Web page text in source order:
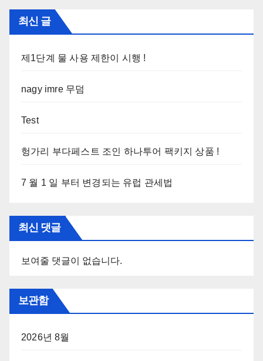
최신 글
제1단계 물 사용 제한이 시행 !
nagy imre 무덤
Test
헝가리 부다페스트 조인 하나투어 팩키지 상품 !
7 월 1 일 부터 변경되는 유럽 관세법
최신 댓글
보여줄 댓글이 없습니다.
보관함
2026년 8월